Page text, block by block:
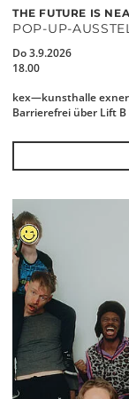
THE FUTURE IS
POP-UP-
Do 3.9.2026
18.00
kex—kunsthalle
Barrierefrei über Lift B